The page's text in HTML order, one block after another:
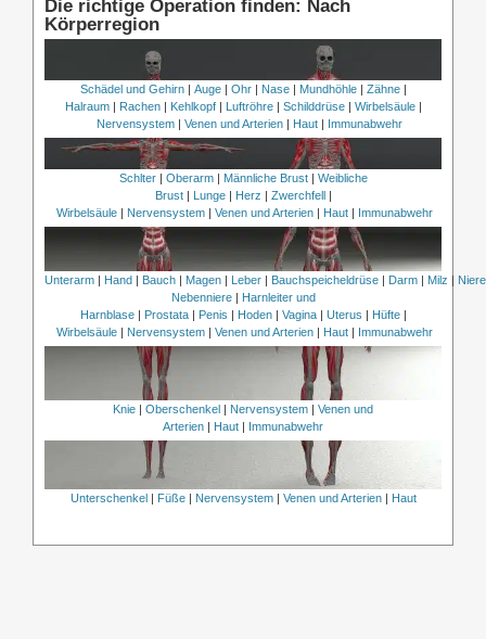
Die richtige Operation finden: Nach
Körperregion
Schädel und Gehirn| Auge| Ohr| Nase| Mundhöhle| Zähne|
Halraum| Rachen| Kehlkopf| Luftröhre| Schilddrüse| Wirbelsäule|
Nervensystem | Venen und Arterien | Haut | Immunabwehr
Schlter| Oberarm| Männliche Brust| Weibliche
Brust| Lunge| Herz | Zwerchfell|
Wirbelsäule | Nervensystem | Venen und Arterien | Haut | Immunabwehr
Unterarm| Hand| Bauch| Magen| Leber| Bauchspeicheldrüse| Darm| Milz |
Nebenniere| Harnleiter und
Harnblase| Prostata| Penis | Hoden| Vagina| Uterus | Hüfte|
Wirbelsäule | Nervensystem | Venen und Arterien | Haut | Immunabwehr
Knie Oberschenkel Nervensystem
Venen und
Arterien
Haut Immunabwehr
Unterschenkel Füße| Nervensystem| Venen und Arterien| Haut